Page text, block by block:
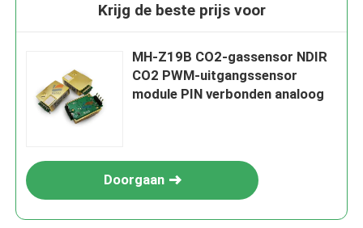
Krijg de beste prijs voor
MH-Z19B CO2-gassensor NDIR
CO2 PWM-uitgangssensor
module PIN verbonden analoog
Doorgaan